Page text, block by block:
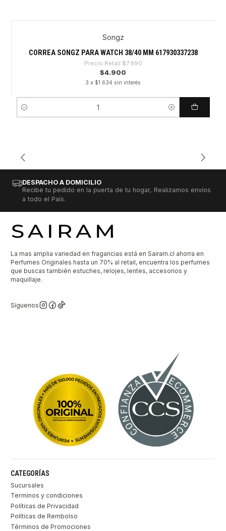
Songz
CORREA SONGZ PARA WATCH 38/40 MM 617930337238
Precio Retail $7.990
$4.900
3 x $1.634 sin interés
Cantidad
DESPACHO A DOMICILIO
Recibe tu pedido en la puerta de tu hogar, Realizamos envíos
a todo el País.
La mas amplia variedad en fragancias está en Sairam.cl ahorra en
Perfumes Originales hasta un 70% al retail, encuentra los perfumes
que buscas también estuches, relojes, lentes, accesorios y
maquillaje.
Síguenos
CATEGORÍAS
Sucursales
Terminos y condiciones
Políticas de Privacidad
Políticas de Rembolso
Términos de Promociones